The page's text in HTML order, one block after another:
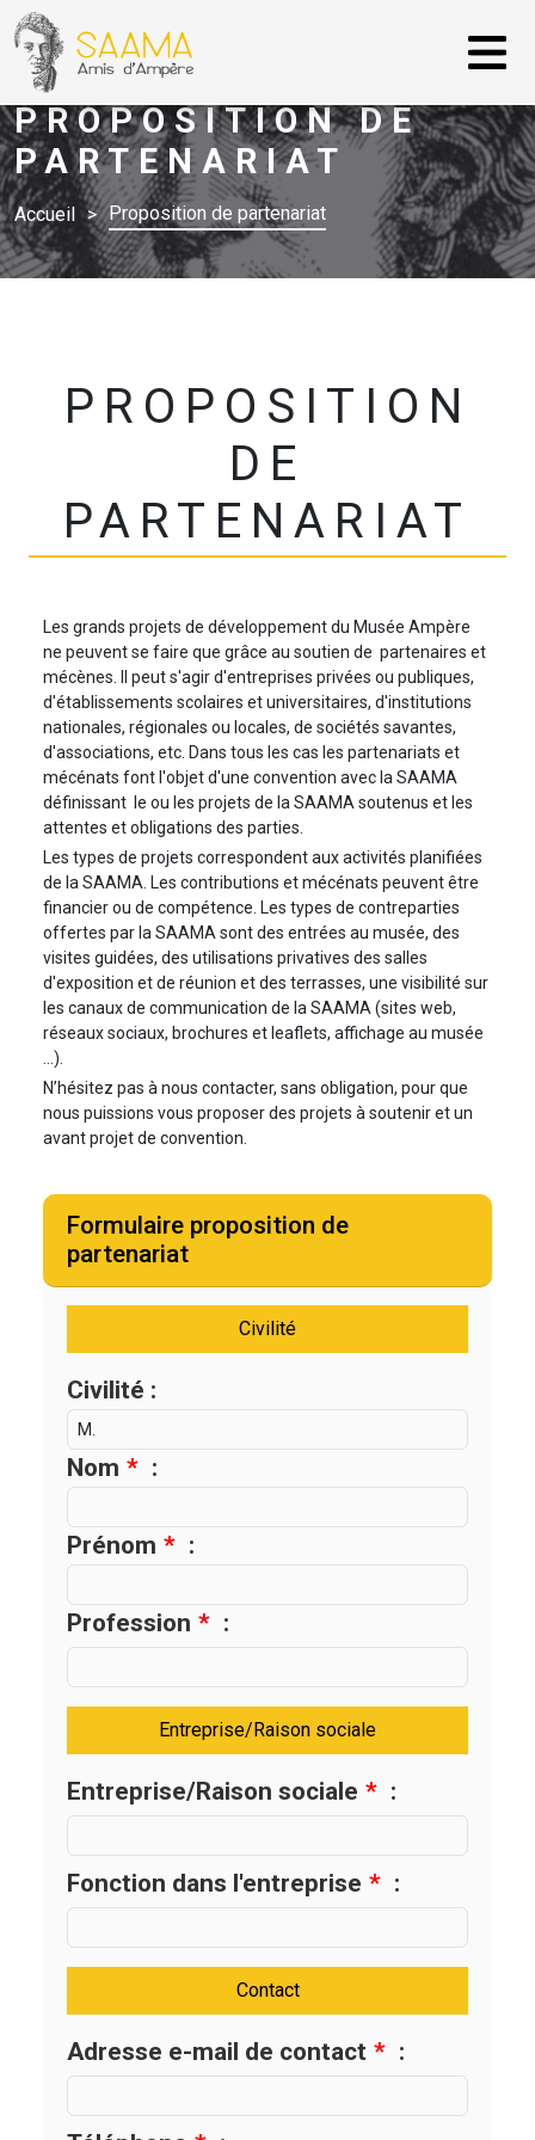
PROPOSITION DE
PARTENARIAT
Accueil Proposition de partenariat
PROPOSITION
DE
PARTENARIAT
Les grands projets de développement du Musée Ampère
ne peuvent se faire que grâce au soutien de partenaires et
mécènes. Il peut s'agir d'entreprises privées ou publiques,
d'établissements scolaires et universitaires, d'institutions
nationales, régionales ou locales, de sociétés savantes,
d'associations, etc. Dans tous les cas les partenariats et
mécénats font l'objet d'une convention avec la SAAMA
définissant le ou les projets de la SAAMA soutenus et les
attentes et obligations des parties.
Les types de projets correspondent aux activités planifiées
de la SAAMA. Les contributions et mécénats peuvent être
financier ou de compétence. Les types de contreparties
offertes par la SAAMA sont des entrées au musée, des
visites guidées, des utilisations privatives des salles
d'exposition et de réunion et des terrasses, une visibilité sur
les canaux de communication de la SAAMA (sites web,
réseaux sociaux, brochures et leaflets, affichage au musée
...).
N’hésitez pas à nous contacter, sans obligation, pour que
nous puissions vous proposer des projets à soutenir et un
avant projet de convention.
Formulaire proposition de
partenariat
Civilité
Civilité :
Nom * :
Prénom * :
Profession * :
Entreprise/Raison sociale
Entreprise/Raison sociale * :
Fonction dans l'entreprise * :
Contact
Adresse e-mail de contact * :